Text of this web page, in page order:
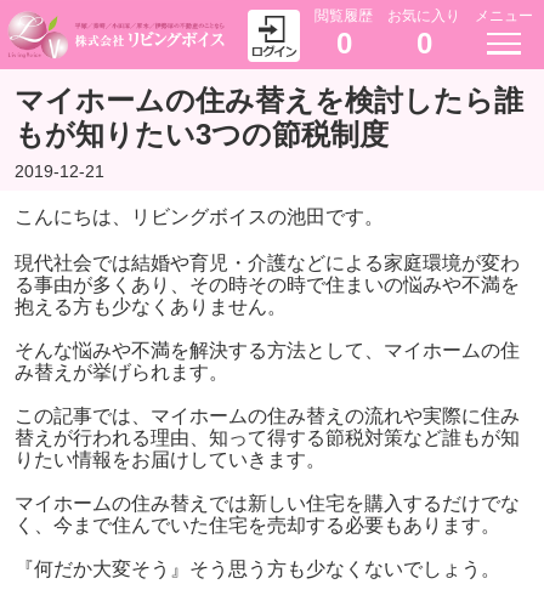
閲覧履歴
0
お気に入り
0
メニュー
マイホームの住み替えを検討したら誰
もが知りたい3つの節税制度
2019-12-21
こんにちは、リビングボイスの池田です。
現代社会では結婚や育児・介護などによる家庭環境が変わ
る事由が多くあり、その時その時で住まいの悩みや不満を
抱える方も少なくありません。
そんな悩みや不満を解決する方法として、マイホームの住
み替えが挙げられます。
この記事では、マイホームの住み替えの流れや実際に住み
替えが行われる理由、知って得する節税対策など誰もが知
りたい情報をお届けしていきます。
マイホームの住み替えでは新しい住宅を購入するだけでな
く、今まで住んでいた住宅を売却する必要もあります。
『何だか大変そう』そう思う方も少なくないでしょう。